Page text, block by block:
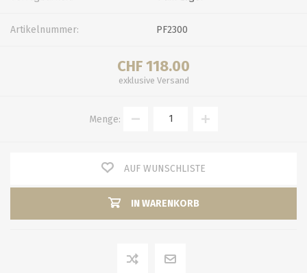
Artikelnummer: PF2300
CHF 118.00
exklusive Versand
Menge:
AUF WUNSCHLISTE
IN WARENKORB